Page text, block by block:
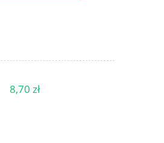
8,70 zł